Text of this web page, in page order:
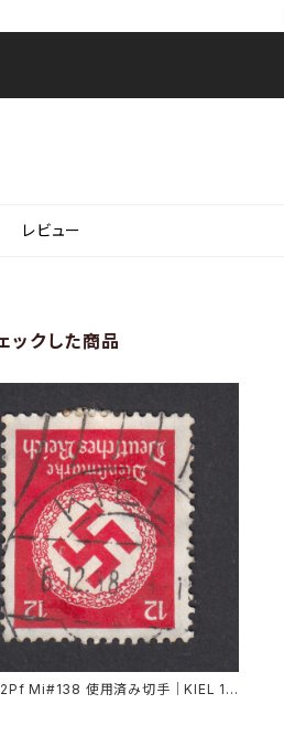
レビュー
ックした商品
Mi#138 使用済み切手｜KIEL 16.